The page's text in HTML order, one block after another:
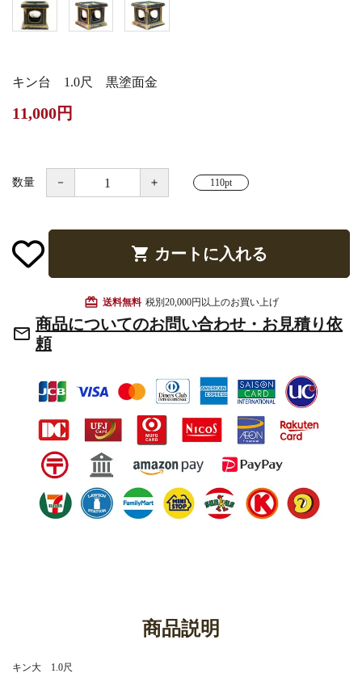
輪袈裟・畳袈裟
コート・雨具
打敷・礼盤打敷・下
掛・水引
欄間・障子・襖・翠
簾
キン台 1.0尺 黒塗面金
11,000円
数量 － ＋ 110pt
shopping_cart カートに入れる
card_giftcard 送料無料 税別20,000円以上のお買い上げ
mail_outline 商品についてのお問い合わせ・お見積り依
頼
商品説明
キン大 1.0尺